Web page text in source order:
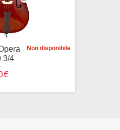
Non disponibile
3/4
€